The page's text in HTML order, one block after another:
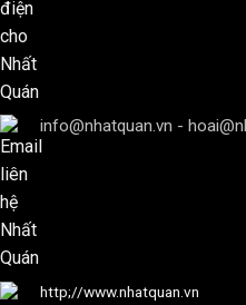
info@nhatquan.vn -
http;//www.nhatquan.vn